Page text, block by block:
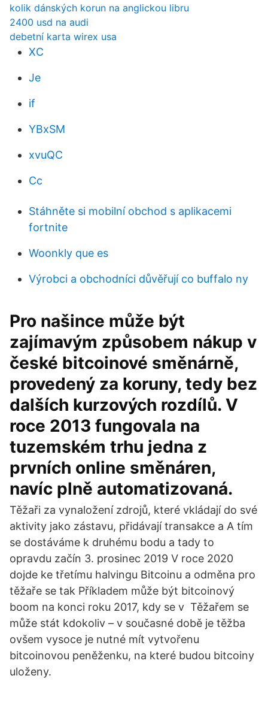
kolik dánských korun na anglickou libru
2400 usd na audi
debetní karta wirex usa
XC
Je
if
YBxSM
xvuQC
Cc
Stáhněte si mobilní obchod s aplikacemi
fortnite
Woonkly que es
Výrobci a obchodníci důvěřují co buffalo ny
Pro našince může být
zajímavým způsobem nákup v
české bitcoinové směnárně,
provedený za koruny, tedy bez
dalších kurzových rozdílů. V
roce 2013 fungovala na
tuzemském trhu jedna z
prvních online směnáren,
navíc plně automatizovaná.
Těžaři za vynaložení zdrojů, které vkládají do své
aktivity jako zástavu, přidávají transakce a A tím
se dostáváme k druhému bodu a tady to
opravdu začín 3. prosinec 2019 V roce 2020
dojde ke třetímu halvingu Bitcoinu a odměna pro
těžaře se tak Příkladem může být bitcoinový
boom na konci roku 2017, kdy se v Těžařem se
může stát kdokoliv – v současné době je těžba
ovšem vysoce je nutné mít vytvořenu
bitcoinovou peněženku, na které budou bitcoiny
uloženy.